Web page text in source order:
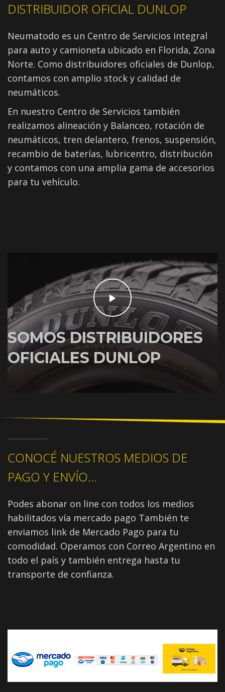
DISTRIBUIDOR OFICIAL DUNLOP
Neumatodo es un Centro de Servicios integral
para auto y camioneta ubicado en Florida, Zona
Norte. Como distribuidores oficiales de Dunlop,
contamos con amplio stock y calidad de
neumáticos.
En nuestro Centro de Servicios también
realizamos alineación y Balanceo, rotación de
neumáticos, tren delantero, frenos, suspensión,
recambio de baterías, lubricentro, distribución
y contamos con una amplia gama de accesorios
para tu vehículo.
SOMOS DISTRIBUIDORES
OFICIALES DUNLOP
CONOCÉ NUESTROS MEDIOS DE
PAGO Y ENVÍO...
Podes abonar on line con todos los medios
habilitados vía mercado pago También te
enviamos link de Mercado Pago para tu
comodidad. Operamos con Correo Argentino en
todo el país y también entrega hasta tu
transporte de confianza.